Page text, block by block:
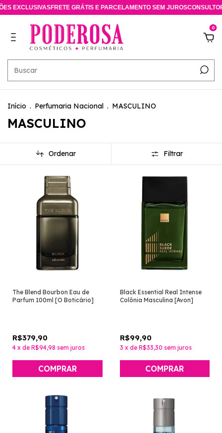
FRETE GRÁTIS E PARCELAMENTO SEM JUROSCONSULTORA
0
Início . Perfumaria Nacional . MASCULINO
MASCULINO
Ordenar Filtrar
The Blend Bourbon Eau de
Parfum 100ml [O Boticário]
R$379,90
4 x de R$94,98 sem juros
Black Essential Real Intense
Colônia Masculina [Avon]
R$99,90
3 x de R$33,30 sem juros